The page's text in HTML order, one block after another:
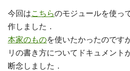
今回はこちらのモジュールを使っ
作しました．
本家のものを使いたかったのです
リの書き方についてドキュメント
断念しました．